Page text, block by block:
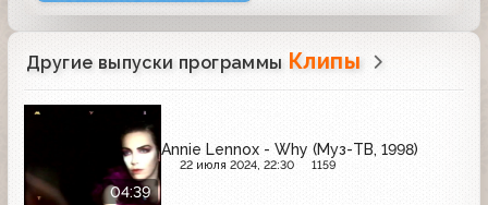
Другие выпуски программы Клипы
04:39
Annie Lennox - Why (Муз-ТВ, 1998)
22 июля 2024, 22:30 1159